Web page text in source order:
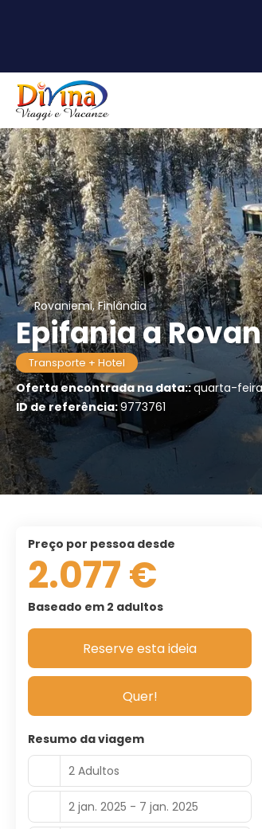
Rovaniemi, Finlândia
Epifania a
Transporte + Hotel
Oferta encontrada na data::quarta-
ID de referência:9773761
preço por pessoa desde
2.077 €
Baseado em 2 adultos
Reserve esta ideia
Quer!
Resumo da viagem
2 Adultos
2 jan. 2025 - 7 jan. 2025